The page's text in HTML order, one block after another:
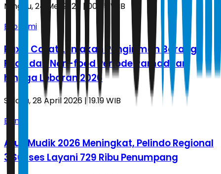
Minggu, 24 Mei 2026 | 00.55 WIB
Ekonomi
Paxel Catat Lonjakan Pengiriman Barang
Food dan Non-food Periode Ramadhan
hingga Lebaran 2026
Selasa, 28 April 2026 | 19.19 WIB
Bisnis
Arus Mudik 2026 Meningkat, Pelindo Regional
3 Sukses Layani 729 Ribu Penumpang